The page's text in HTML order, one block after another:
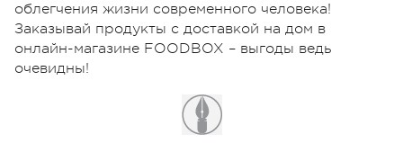
облегчения жизни современного человека!
Заказывай продукты с доставкой на дом в
онлайн-магазине FOODBOX – выгоды ведь
очевидны!